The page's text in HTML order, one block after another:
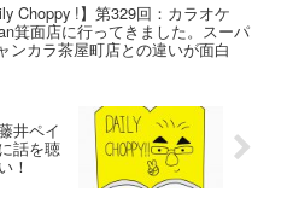
Choppy !】第329回：カラオケ
箕面店に行ってきました。スーパ
ンカラ茶屋町店との違いが面白
井ペイ
話を聴
！